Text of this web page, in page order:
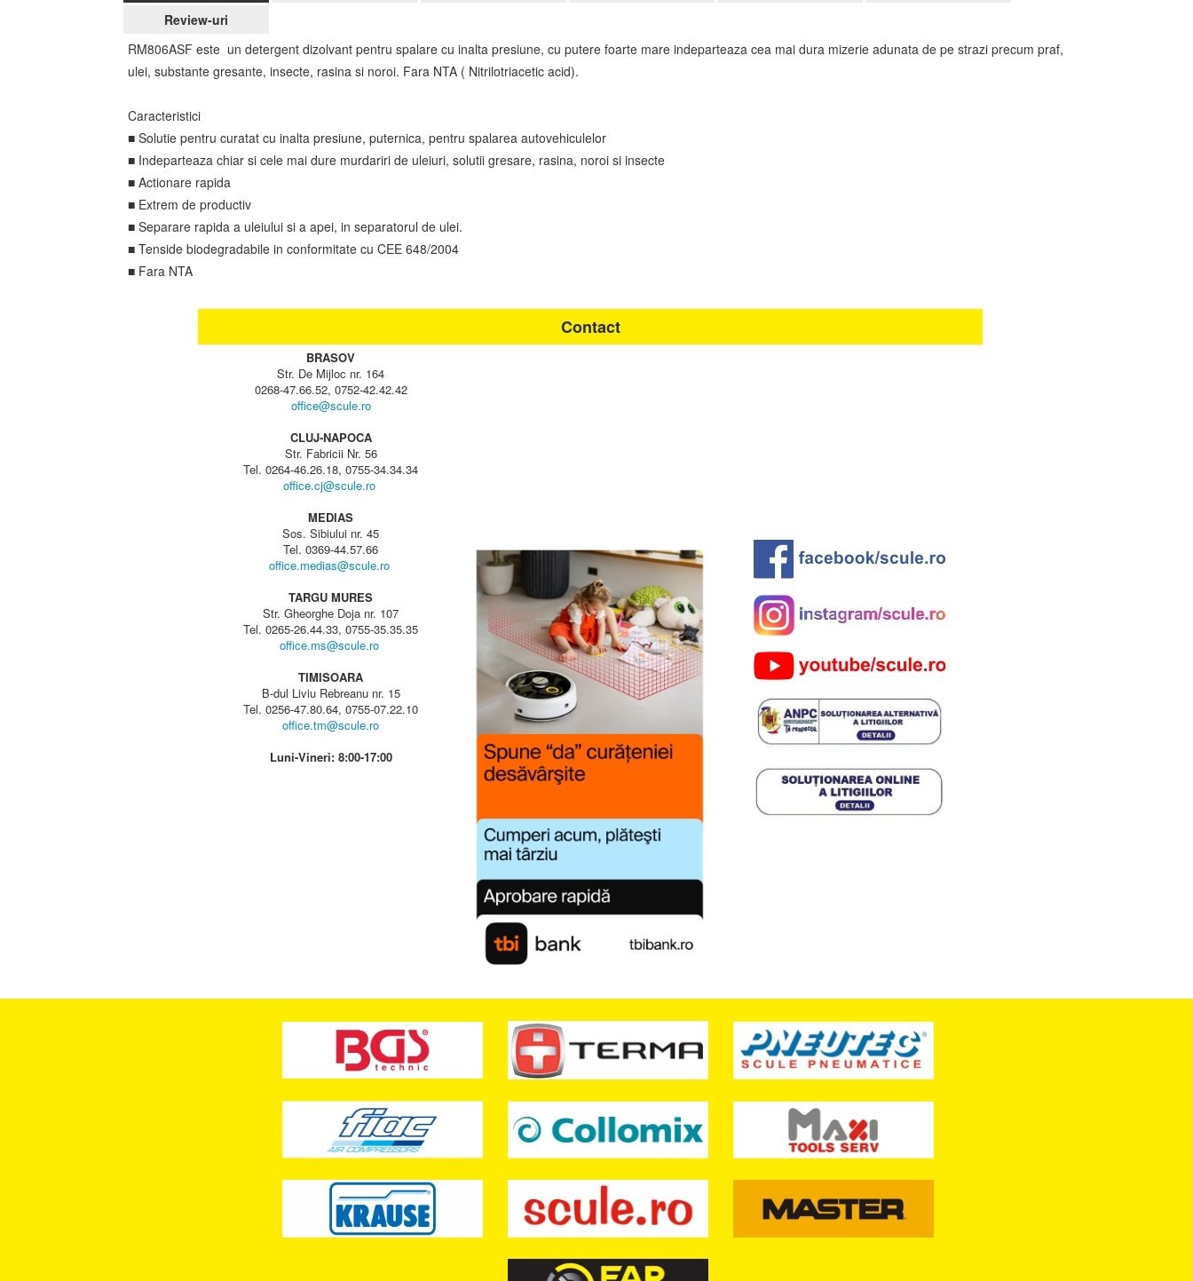
RM806ASF este un detergent dizolvant pentru spalare cu inalta presiune, cu putere foarte mare indeparteaza cea mai dura mizerie adunata de pe strazi precum praf,
ulei, substante gresante, insecte, rasina si noroi. Fara NTA ( Nitrilotriacetic acid).
Caracteristici
■ Solutie pentru curatat cu inalta presiune, puternica, pentru spalarea autovehiculelor
■ Indeparteaza chiar si cele mai dure murdariri de uleiuri, solutii gresare, rasina, noroi si insecte
■ Actionare rapida
■ Extrem de productiv
■ Separare rapida a uleiului si a apei, in separatorul de ulei.
■ Tenside biodegradabile in conformitate cu CEE 648/2004
■ Fara NTA
Review-uri
Contact
BRASOV
Str. De Mijloc nr. 164
0268-47.66.52, 0752-42.42.42
office@scule.ro
CLUJ-NAPOCA
Str. Fabricii Nr. 56
Tel. 0264-46.26.18, 0755-34.34.34
office.cj@scule.ro
MEDIAS
Sos. Sibiului nr. 45
Tel. 0369-44.57.66
office.medias@scule.ro
TARGU MURES
Str. Gheorghe Doja nr. 107
Tel. 0265-26.44.33, 0755-35.35.35
office.ms@scule.ro
TIMISOARA
B-dul Liviu Rebreanu nr. 15
Tel. 0256-47.80.64, 0755-07.22.10
office.tm@scule.ro
Luni-Vineri: 8:00-17:00